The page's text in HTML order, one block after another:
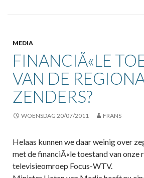
MEDIA
FINANCIÃ«LE
VAN DE
ZENDERS?
WOENSDAG 20/07/2011 FRANS
Helaas kunnen we daar weinig over
met de financiÃ«le toestand van onze
televisieomroep Focus-WTV.